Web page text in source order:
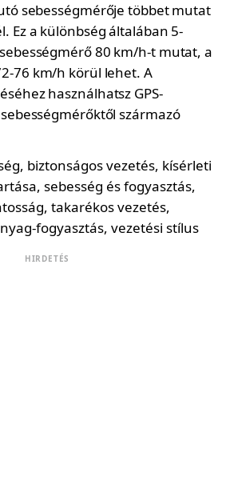
sebességmérője többet mutat
Ez a különbség általában 5-
80 km/h-t mutat, a
76 km/h körül lehet. A
használhatsz GPS-
származó
HIRDETÉS